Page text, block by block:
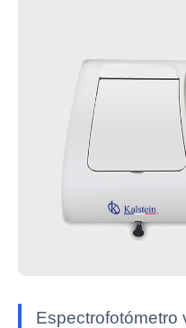
Espectrofotómetro